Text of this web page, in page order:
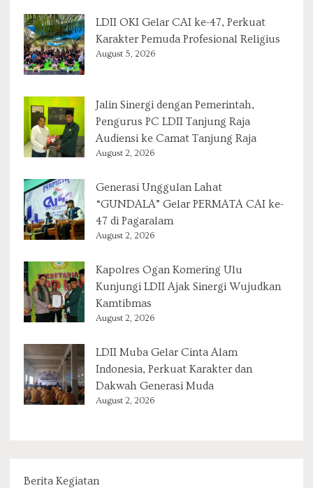
LDII OKI Gelar CAI ke-47, Perkuat
Karakter Pemuda Profesional Religius
August 5, 2026
Jalin Sinergi dengan Pemerintah,
Pengurus PC LDII Tanjung Raja
Audiensi ke Camat Tanjung Raja
August 2, 2026
Generasi Unggulan Lahat
“GUNDALA” Gelar PERMATA CAI ke-
47 di Pagaralam
August 2, 2026
Kapolres Ogan Komering Ulu
Kunjungi LDII Ajak Sinergi Wujudkan
Kamtibmas
August 2, 2026
LDII Muba Gelar Cinta Alam
Indonesia, Perkuat Karakter dan
Dakwah Generasi Muda
August 2, 2026
Berita Kegiatan